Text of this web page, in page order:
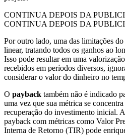
CONTINUA DEPOIS DA
CONTINUA DEPOIS DA
Por outro lado, uma das limitações
linear, tratando todos os ganhos ao
Isso pode resultar em uma
recebidos em períodos diversos,
considerar o valor do dinheiro no
O payback também não é indicado
uma vez que sua métrica se
recuperação do investimento inicial.
payback com métricas como Valor
Interna de Retorno (TIR) pode